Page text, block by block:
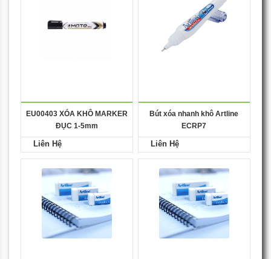
EU00403 XÓA KHÔ MARKER
ĐỤC 1-5mm
Liên Hệ
Bút xóa nhanh khô Artline
ECRP7
Liên Hệ